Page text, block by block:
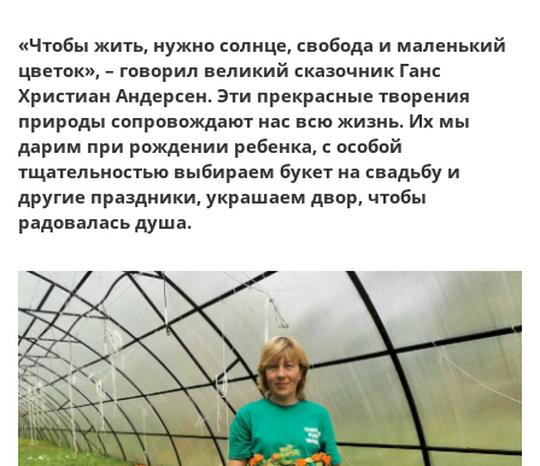
«Чтобы жить, нужно солнце, свобода и маленький
цветок», – говорил великий сказочник Ганс
Христиан Андерсен. Эти прекрасные творения
природы сопровождают нас всю жизнь. Их мы
дарим при рождении ребенка, с особой
тщательностью выбираем букет на свадьбу и
другие праздники, украшаем двор, чтобы
радовалась душа.